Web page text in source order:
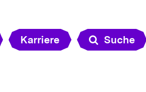
Karriere Suche